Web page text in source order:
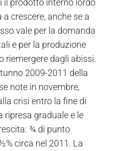
il prodotto interno lordo
crescere, anche se a
vale per la domanda
e per la produzione
riemergere dagli abissi.
2009-2011 della
note in novembre,
crisi entro la fine di
ripresa graduale e le
¾ di punto
circa nel 2011. La